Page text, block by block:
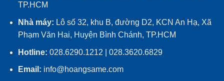
TP.HCM
Nhà máy: Lô số 32, khu B, đường D2, KCN An Hạ, Xã
Phạm Văn Hai, Huyện Bình Chánh, TP.HCM
Hotline: 028.6290.1212 | 028.3620.6829
Email: info@hoangsame.com